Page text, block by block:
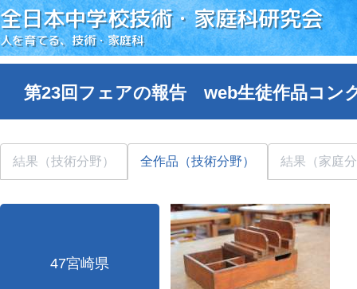
全日本中学校技術・家庭科研究会
人を育てる、技術・家庭科
第23回フェアの報告 web生徒作品コン
結果（技術分野） 全作品（技術分野） 結果（家庭
47宮崎県